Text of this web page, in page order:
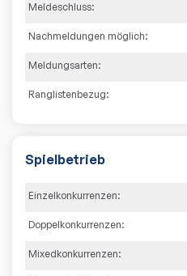
Meldeschluss:
Nachmeldungen möglich:
Meldungsarten:
Ranglistenbezug:
Spielbetrieb
Einzelkonkurrenzen:
Doppelkonkurrenzen:
Mixedkonkurrenzen: